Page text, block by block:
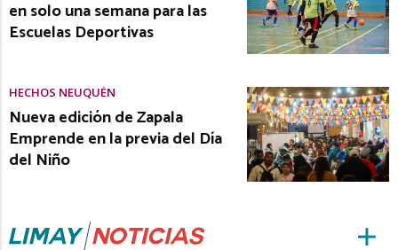
en solo una semana para las
Escuelas Deportivas
HECHOS NEUQUÉN
Nueva edición de Zapala
Emprende en la previa del Día
del Niño